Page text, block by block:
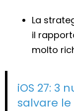
La
il
molto
iOS 27: 3
salvare